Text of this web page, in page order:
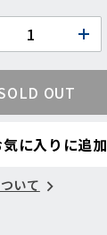
OUT
気に入りに追加
いて